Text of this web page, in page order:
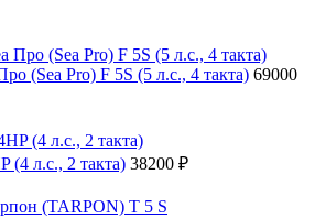
(Sea Pro) F 5S (5 л.с., 4 такта) 69000
(4 л.с., 2 такта) 38200 ₽